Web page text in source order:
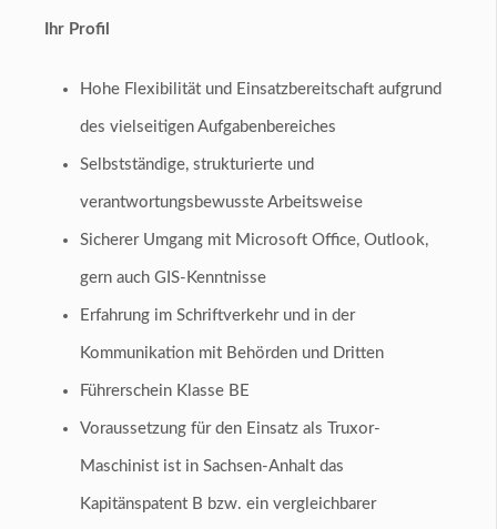
Ihr Profil
Hohe Flexibilität und Einsatzbereitschaft aufgrund
des vielseitigen Aufgabenbereiches
Selbstständige, strukturierte und
verantwortungsbewusste Arbeitsweise
Sicherer Umgang mit Microsoft Office, Outlook,
gern auch GIS-Kenntnisse
Erfahrung im Schriftverkehr und in der
Kommunikation mit Behörden und Dritten
Führerschein Klasse BE
Voraussetzung für den Einsatz als Truxor-
Maschinist ist in Sachsen-Anhalt das
Kapitänspatent B bzw. ein vergleichbarer